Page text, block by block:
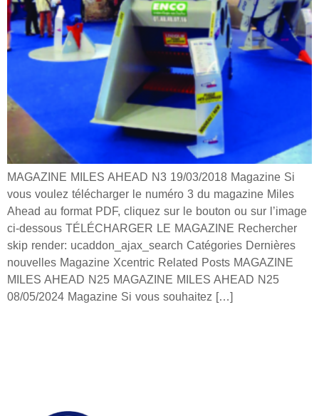
MAGAZINE MILES AHEAD N3 19/03/2018 Magazine Si
vous voulez télécharger le numéro 3 du magazine Miles
Ahead au format PDF, cliquez sur le bouton ou sur l’image
ci-dessous TÉLÉCHARGER LE MAGAZINE Rechercher
skip render: ucaddon_ajax_search Catégories Dernières
nouvelles Magazine Xcentric Related Posts MAGAZINE
MILES AHEAD N25 MAGAZINE MILES AHEAD N25
08/05/2024 Magazine Si vous souhaitez […]